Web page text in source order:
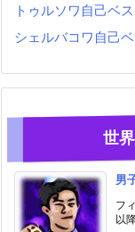
トゥルソワ自己ベス
シェルバコワ自己
世
男
フ
以